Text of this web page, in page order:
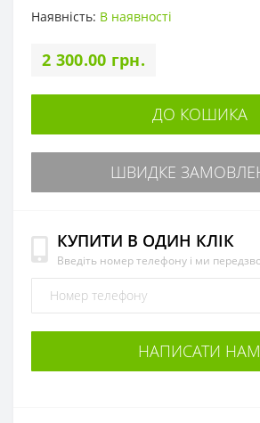
Наявність: В наявності
2 300.00 грн.
ДО КОШИКА
ШВИДКЕ
КУПИТИ В ОДИН КЛІК
Введіть номер телефону і ми
НАПИСАТИ НАМ